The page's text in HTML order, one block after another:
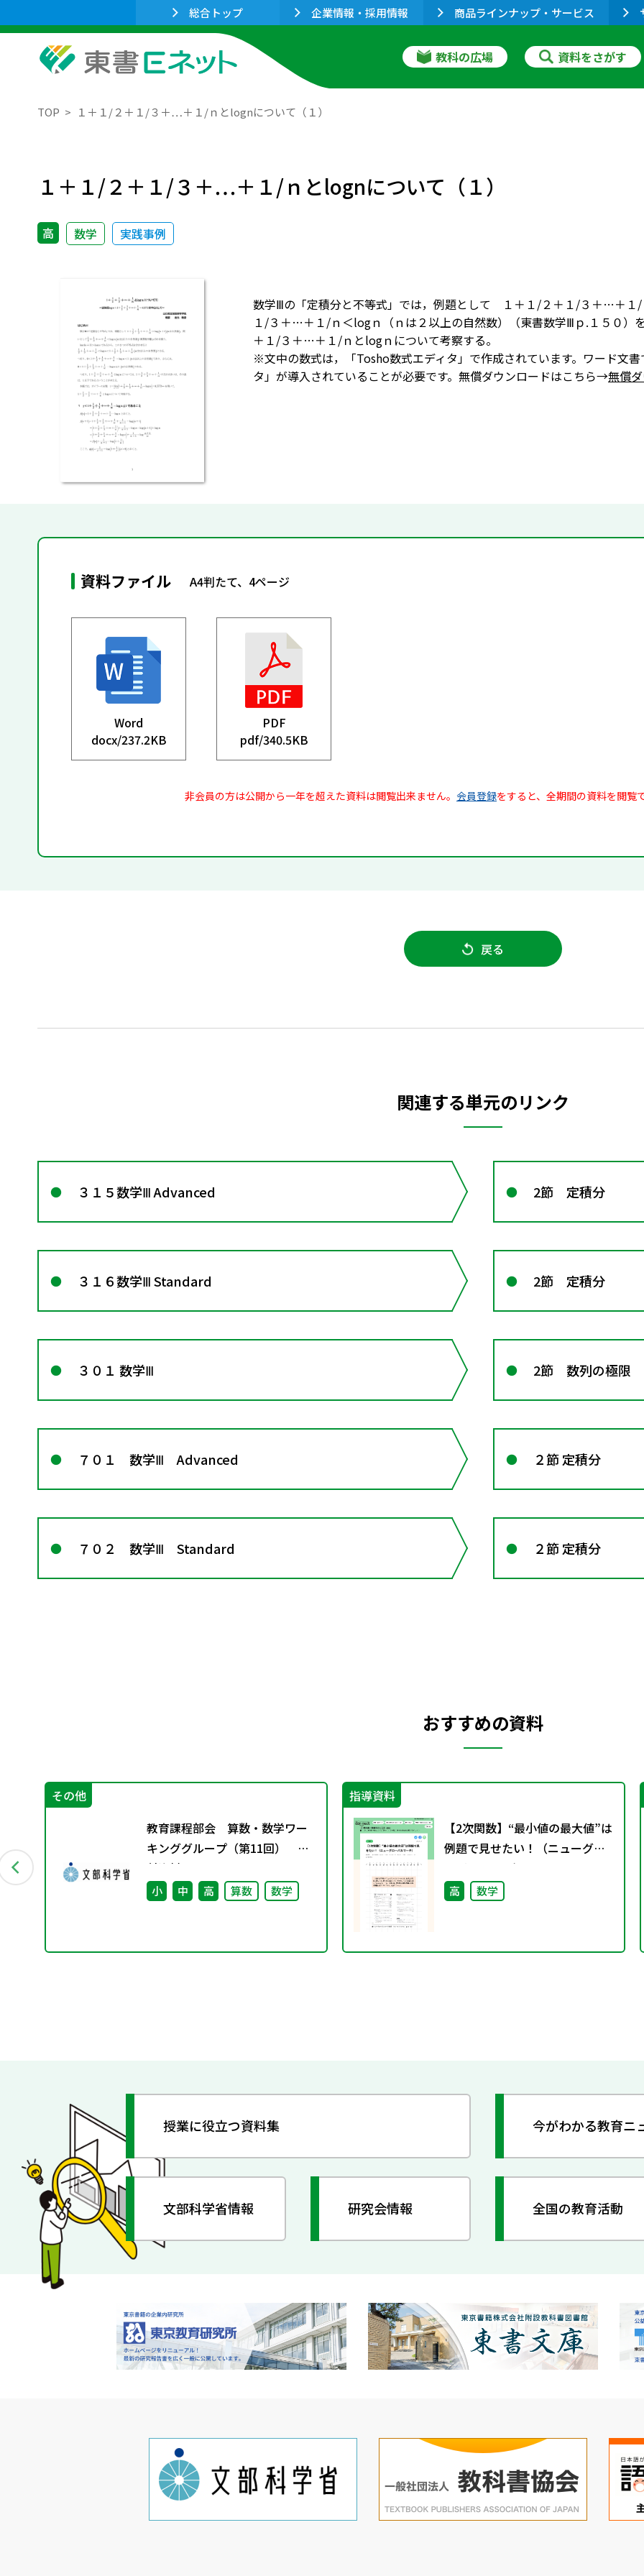
総合トップ 企業情報・採用情報 商品ラインナップ・サービス
教科の広場 資料をさがす
TOP １＋１/２＋１/３＋…＋１/ｎとlognについて（１）
１＋１/２＋１/３＋…＋１/ｎとlognについて（１）
高 数学 実践事例
数学Ⅲの「定積分と不等式」では，例題として １＋１/２＋１/３＋…＋１
１/３＋…＋１/ｎ＜logｎ（ｎは２以上の自然数）（東書数学Ⅲｐ.１５０）
＋１/３＋…＋１/ｎとlogｎについて考察する。
※文中の数式は，「Tosho数式エディタ」で作成されています。ワード文
タ」が導入されていることが必要です。無償ダウンロードはこちら→無償
資料ファイル A4判たて、4ページ
Word
docx/237.2KB
PDF
pdf/340.5KB
非会員の方は公開から一年を超えた資料は閲覧出来ません。 会員登録をすると、全期間の資料を閲覧
戻る
関連する単元のリンク
３１５数学Ⅲ Advanced 2節 定積分
３１６数学Ⅲ Standard 2節 定積分
３０１ 数学Ⅲ 2節 数列の極限
７０１ 数学Ⅲ Advanced ２節 定積分
７０２ 数学Ⅲ Standard ２節 定積分
おすすめの資料
その他
教育課程部会 算数・数学ワー
キンググループ（第11回） 配
付資料
小 中 高 算数 数学
指導資料
【2次関数】“最小値の最大値”は
例題で見せたい！（ニューグロ
ーバルマーチ）
高 数学
授業に役立つ資料集 今がわかる教育ニ
文部科学省情報 研究会情報 全国の教育活動